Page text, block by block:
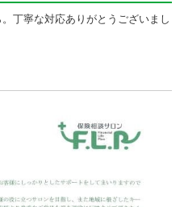
丁寧な対応ありがとうございまし